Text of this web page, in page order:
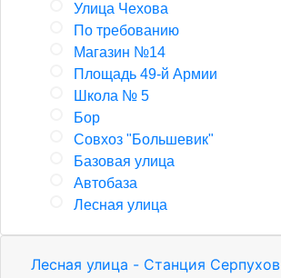
Улица Чехова
По требованию
Магазин №14
Площадь 49-й Армии
Школа № 5
Бор
Совхоз "Большевик"
Базовая улица
Автобаза
Лесная улица
Лесная улица - Станция Серпухов